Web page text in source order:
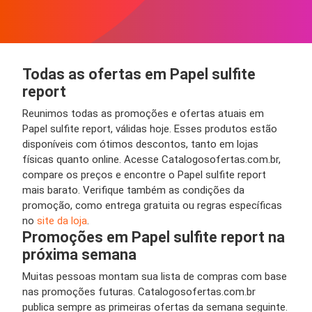
Todas as ofertas em Papel sulfite
report
Reunimos todas as promoções e ofertas atuais em
Papel sulfite report, válidas hoje. Esses produtos estão
disponíveis com ótimos descontos, tanto em lojas
físicas quanto online. Acesse Catalogosofertas.com.br,
compare os preços e encontre o Papel sulfite report
mais barato. Verifique também as condições da
promoção, como entrega gratuita ou regras específicas
no site da loja.
Promoções em Papel sulfite report na
próxima semana
Muitas pessoas montam sua lista de compras com base
nas promoções futuras. Catalogosofertas.com.br
publica sempre as primeiras ofertas da semana seguinte.